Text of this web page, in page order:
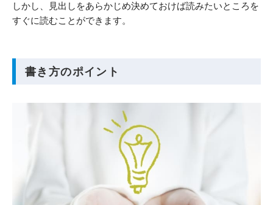
しかし、見出しをあらかじめ決めておけば読みたいところを
すぐに読むことができます。
書き方のポイント